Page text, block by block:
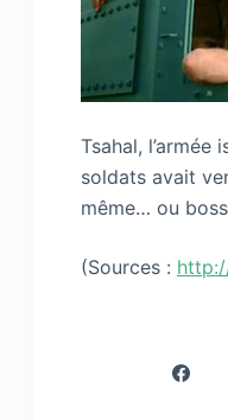
Tsahal,
soldats avait
même… ou
(Sources :